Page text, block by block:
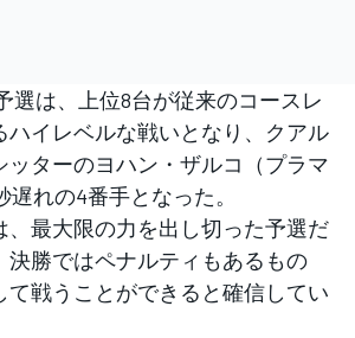
選は、上位8台が従来のコースレ
ハイレベルな戦いとなり、クアル
ッターのヨハン・ザルコ（プラマ
遅れの4番手となった。
最大限の力を出し切った予選だ
決勝ではペナルティもあるもの
て戦うことができると確信してい